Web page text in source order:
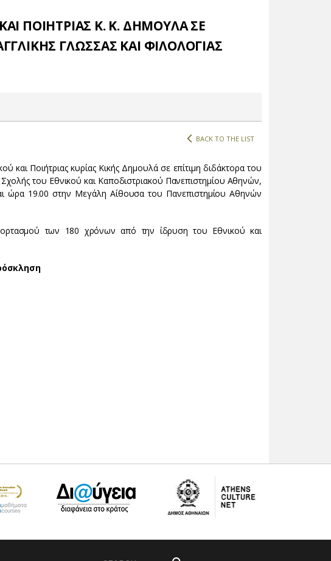
ΠΟΙΗΤΡΙΑΣ Κ. Κ. ΔΗΜΟΥΛΑ ΣΕ
ΓΛΩΣΣΑΣ ΚΑΙ ΦΙΛΟΛΟΓΙΑΣ
BACK TO THE LIST
και Ποιήτριας κυρίας Κικής Δημουλά σε επίτιμη διδάκτορα του
του Εθνικού και Καποδιστριακού Πανεπιστημίου Αθηνών,
ώρα 19.00 στην Μεγάλη Αίθουσα του Πανεπιστημίου Αθηνών
των 180 χρόνων από την ίδρυση του Εθνικού και